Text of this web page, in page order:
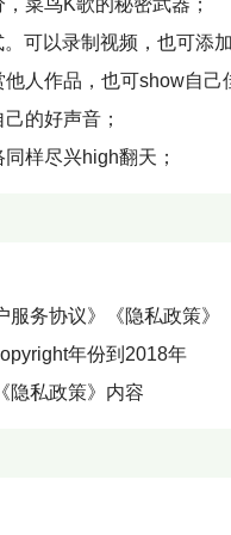
菜鸟K歌的秘密武器；
可以录制视频，也可添加
人作品，也可show自己
的好声音；
样尽兴high翻天；
务协议》《隐私政策》
年份到2018年
隐私政策》内容